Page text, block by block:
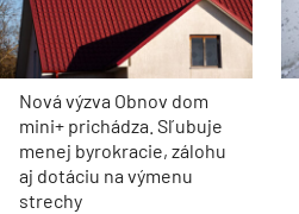
Nová výzva Obnov dom
mini+ prichádza. Sľubuje
menej byrokracie, zálohu
aj dotáciu na výmenu
strechy